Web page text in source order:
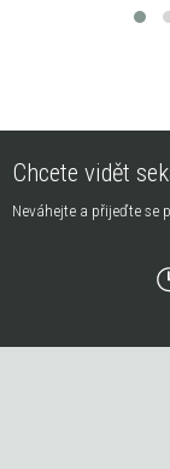
Chcete vidět
Neváhejte a přijeďte se